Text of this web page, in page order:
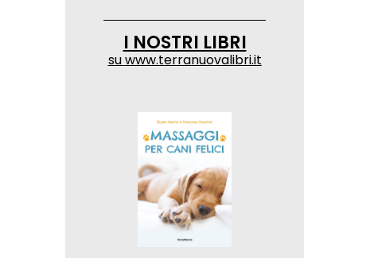
I NOSTRI LIBRI
suwww.terranuovalibri.it